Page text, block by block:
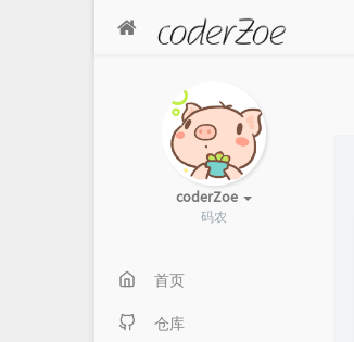
coderZoe
码农
首页
仓库